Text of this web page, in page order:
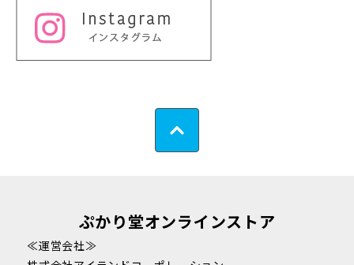
ぷかり堂オンラインストア
≪運営会社≫